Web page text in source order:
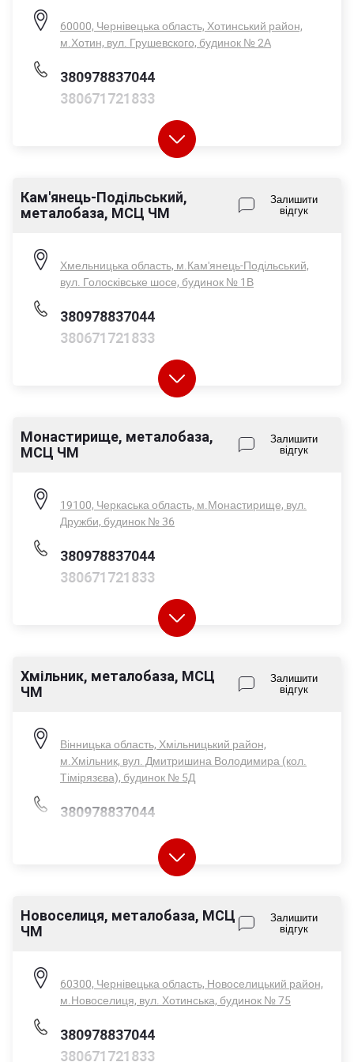
60000, Чернівецька область, Хотинський район,
м.Хотин, вул. Грушевского, будинок № 2А
380978837044
380671721833
Пн-Пт - 08:00-17:00
Сб - 08:00-14:00
Кам'янець-Подільський,
металобаза, МСЦ ЧМ
Залишити
відгук
Хмельницька область, м.Кам'янець-Подільський,
вул. Голосківське шосе, будинок № 1В
380978837044
380671721833
Пн-Пт - 08:00-17:00
Сб - 08:00-14:00
Монастирище, металобаза,
МСЦ ЧМ
Залишити
відгук
19100, Черкаська область, м.Монастирище, вул.
Дружби, будинок № 36
380978837044
380671721833
Пн-Пт - 08:00-17:00
Хмільник, металобаза, МСЦ
ЧМ
Залишити
відгук
Вінницька область, Хмільницький район,
м.Хмільник, вул. Дмитришина Володимира (кол.
Тімірязєва), будинок № 5Д
380978837044
Новоселиця, металобаза, МСЦ
ЧМ
Залишити
відгук
60300, Чернівецька область, Новоселицький район,
м.Новоселиця, вул. Хотинська, будинок № 75
380978837044
380671721833